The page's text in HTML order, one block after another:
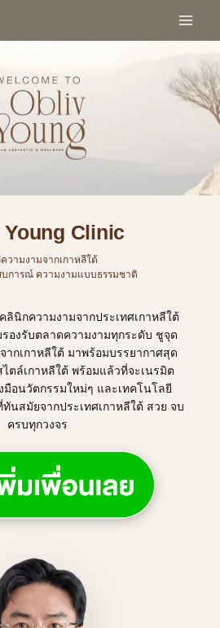
Young Clinic
วามงามจากเกาหลีใต้
การณ์ ความงามแบบธรรมชาติ
คลินิกความงามจากประเทศเกาหลีใต้
องรับตลาดความงามทุกระดับ ชูจุด
กเกาหลีใต้ มาพร้อมบรรยากาศสุด
ตล์เกาหลีใต้ พร้อมแล้วที่จะเนรมิต
มือนวัตกรรมใหม่ๆ และเทคโนโลยี
นสมัยจากประเทศเกาหลีใต้ สวย จบ
ครบทุกวงจร